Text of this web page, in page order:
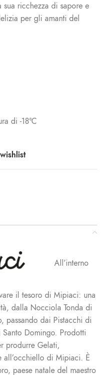
ricchezza di sapore e
per gli amanti del
di -18°C
All’interno
il tesoro di Mipiaci: una
dalla Nocciola Tonda di
passando dai Pistacchi di
Domingo. Prodotti
produrre Gelati,
di Mipiaci. È
paese natale del maestro